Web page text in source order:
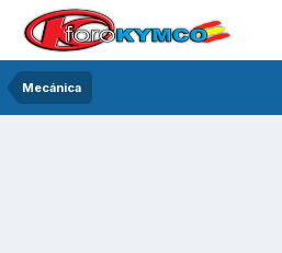
Mecánica